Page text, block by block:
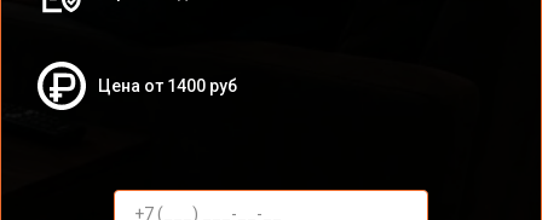
Цена от 1400 руб